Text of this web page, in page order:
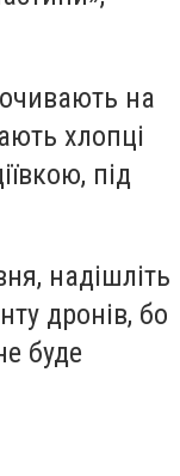
на
хлопці
під
надішліть
дронів, бо
буде